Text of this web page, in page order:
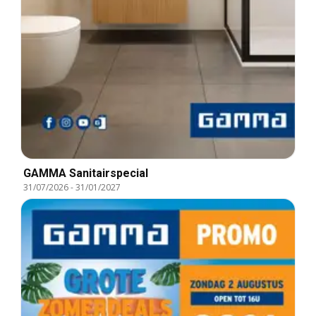
GAMMA Sanitairspecial
31/07/2026-31/01/2027